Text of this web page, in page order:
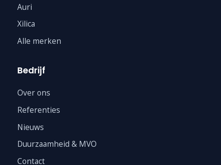
Auri
Xilica
Alle merken
Bedrijf
Over ons
Referenties
Nieuws
Duurzaamheid & MVO
Contact